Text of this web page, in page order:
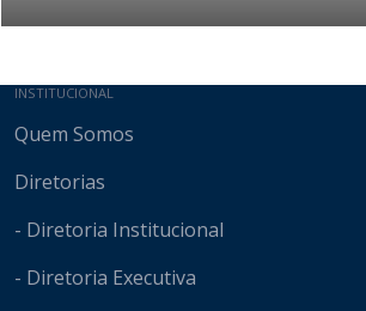
Mapa do site
INSTITUCIONAL
Quem Somos
Diretorias
- Diretoria Institucional
- Diretoria Executiva